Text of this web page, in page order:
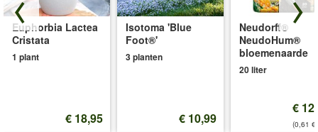
Euphorbia Lactea
Cristata
1 plant
€ 18,95
Isotoma 'Blue
Foot®'
3 planten
€ 10,99
Neudorff®
NeudoHum®
bloemenaarde
20 liter
€
(0,61